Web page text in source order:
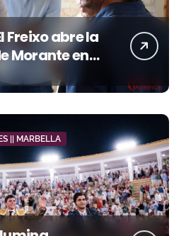
Freixo abre la
Morante en
|| MARBELLA